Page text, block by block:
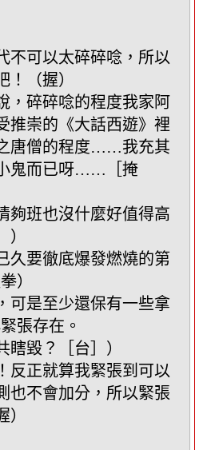
不可以太碎碎唸，所以
！（握）
，碎碎唸的程度我家阿
推崇的《大話西遊》裡
唐僧的程度……我充其
鬼而已呀……［掩
夠班也沒什麼好值得高
久要徹底爆發燃燒的第
）
可是至少還保有一些拿
張存在。
瞎毀？［台］）
反正就算我緊張到可以
也不會加分，所以緊張